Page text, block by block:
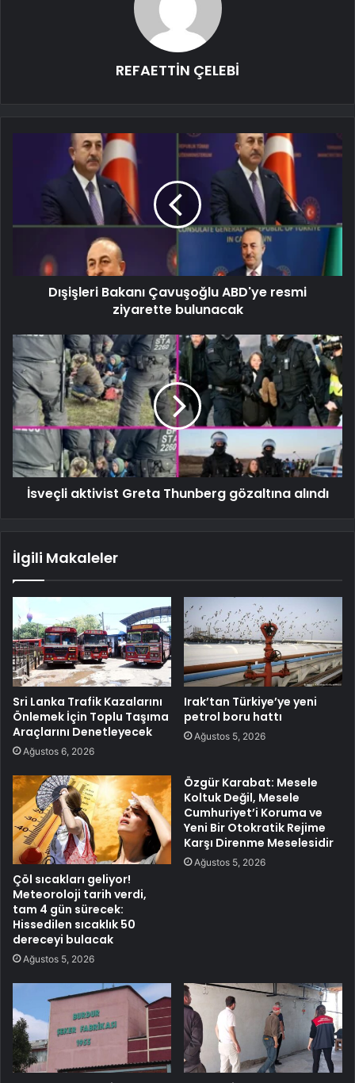
REFAETTİN ÇELEBİ
Dışişleri Bakanı Çavuşoğlu ABD'ye resmi
ziyarette bulunacak
İsveçli aktivist Greta Thunberg gözaltına alındı
İlgili Makaleler
Sri Lanka Trafik Kazalarını
Önlemek İçin Toplu Taşıma
Araçlarını Denetleyecek
Ağustos 6, 2026
Irak’tan Türkiye’ye yeni
petrol boru hattı
Ağustos 5, 2026
Çöl sıcakları geliyor!
Meteoroloji tarih verdi,
tam 4 gün sürecek:
Hissedilen sıcaklık 50
dereceyi bulacak
Ağustos 5, 2026
Özgür Karabat: Mesele
Koltuk Değil, Mesele
Cumhuriyet’i Koruma ve
Yeni Bir Otokratik Rejime
Karşı Direnme Meselesidir
Ağustos 5, 2026